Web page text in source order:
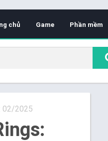
chủ Game Phần mềm
02/2025